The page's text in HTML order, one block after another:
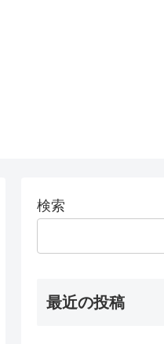
検索
最近の投稿